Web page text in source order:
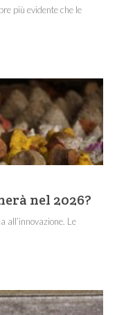
più evidente che le
nel 2026?
all’innovazione. Le